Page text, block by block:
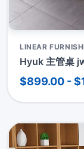
LINEAR
Hyuk 主管桌
$899.00 -